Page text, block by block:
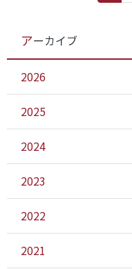
アーカイブ
2026
2025
2024
2023
2022
2021